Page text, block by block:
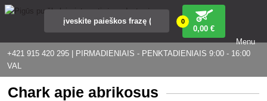
+421 915 420 295 | PIRMADIENIAIS - PENKTADIENIAIS 9:00 - 16:00
VAL
0
0,00 €
Menu
Chark apie abrikosus